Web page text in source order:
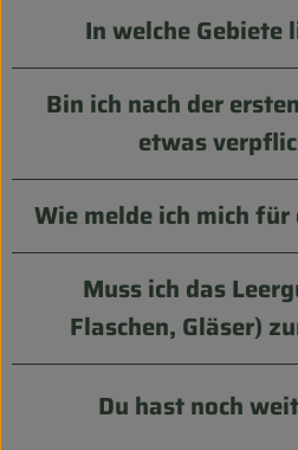
In welche
Bin ich nach der
etwas
Wie melde ich mich
Muss ich das
Flaschen, Gläser)
Du hast noch